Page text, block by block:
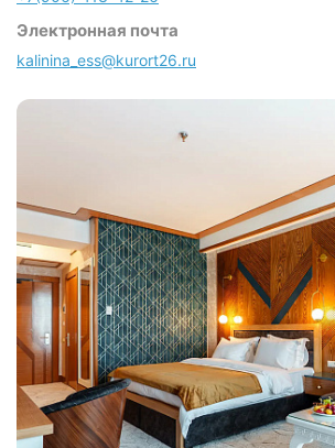
Электронная почта
kalinina_ess@kurort26.ru